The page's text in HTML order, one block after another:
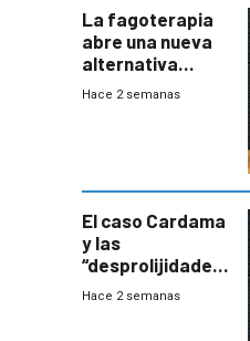
La fagoterapia
abre una nueva
alternativa
contra bacterias
innovadora
Hace 2 semanas
El caso Cardama
y las
“desprolijidades”
que la
Hace 2 semanas